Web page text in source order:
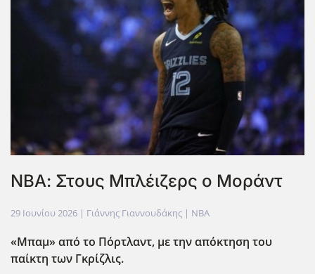
ΝΒΑ: Στους Μπλέιζερς ο Μοράντ
29 Ιουνίου 2026 | Γιάννης Γιαννουδάκης | NBA
«Μπαμ» από το Πόρτλαντ, με την απόκτηση του
παίκτη των Γκρίζλις.